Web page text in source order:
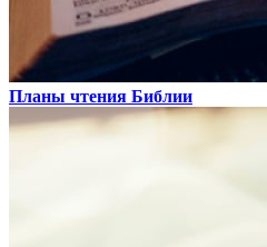
Планы чтения Библии